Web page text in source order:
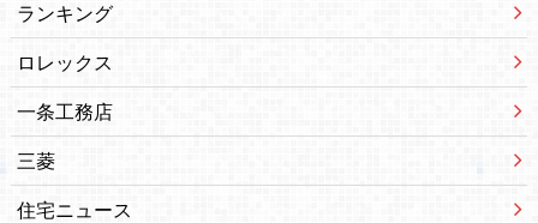
ランキング
ロレックス
一条工務店
三菱
住宅ニュース